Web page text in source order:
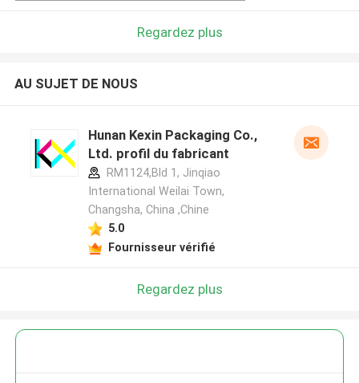
Regardez plus
AU SUJET DE NOUS
Hunan Kexin Packaging Co.,
Ltd. profil du fabricant
RM1124,Bld 1, Jinqiao
International Weilai Town,
Changsha, China ,Chine
5.0
Fournisseur vérifié
Regardez plus